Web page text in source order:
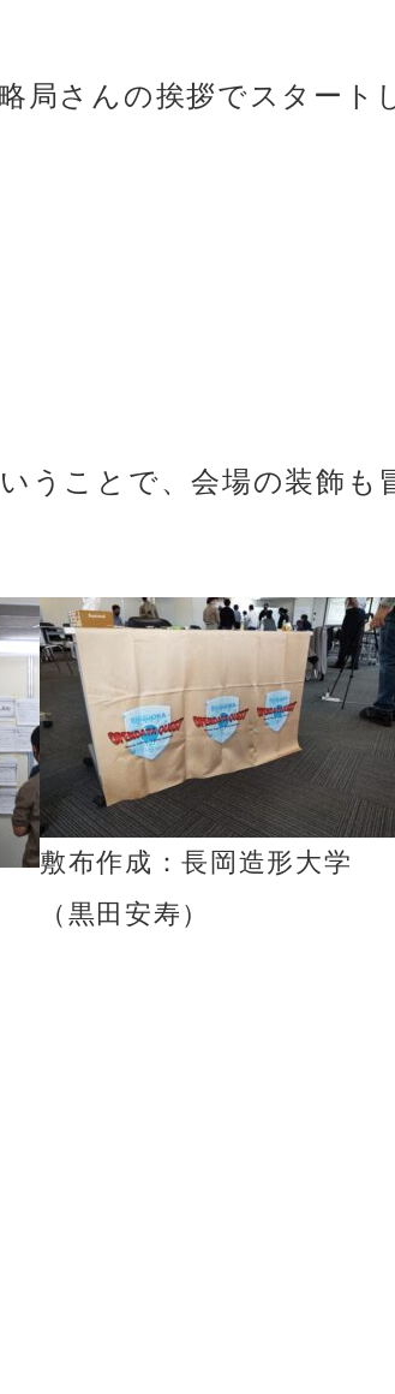
局さんの挨拶でスタート
うことで、会場の装飾も
敷布作成：長岡造形大学
（黒田安寿）